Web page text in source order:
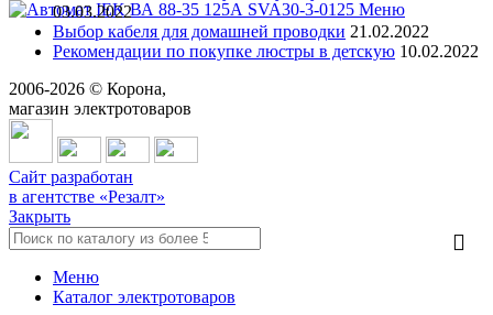
Меню
03.03.2022
Выбор кабеля для домашней проводки 21.02.2022
Рекомендации по покупке люстры в детскую 10.02.2022
2006-2026 © Корона,
магазин электротоваров
Сайт разработан
в агентстве «Резалт»
Закрыть
Меню
Каталог электротоваров